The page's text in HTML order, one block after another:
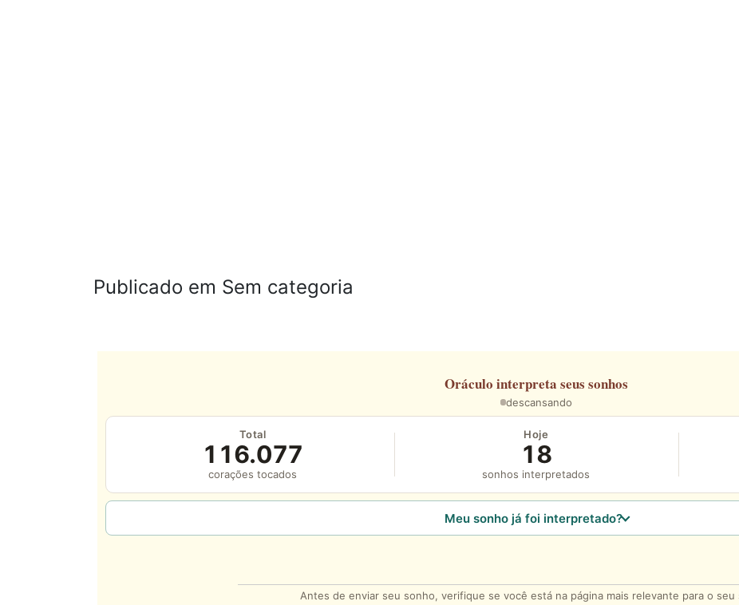
Publicado em Sem categoria
Oráculo interpreta seus sonhos
descansando
Total
116.077
corações tocados
Hoje
18
sonhos interpretados
Meu sonho já foi interpretado?
Antes de enviar seu sonho, verifique se você está na página mais relevante para o seu